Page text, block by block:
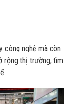
công nghệ mà còn
rộng thị trường, tìm